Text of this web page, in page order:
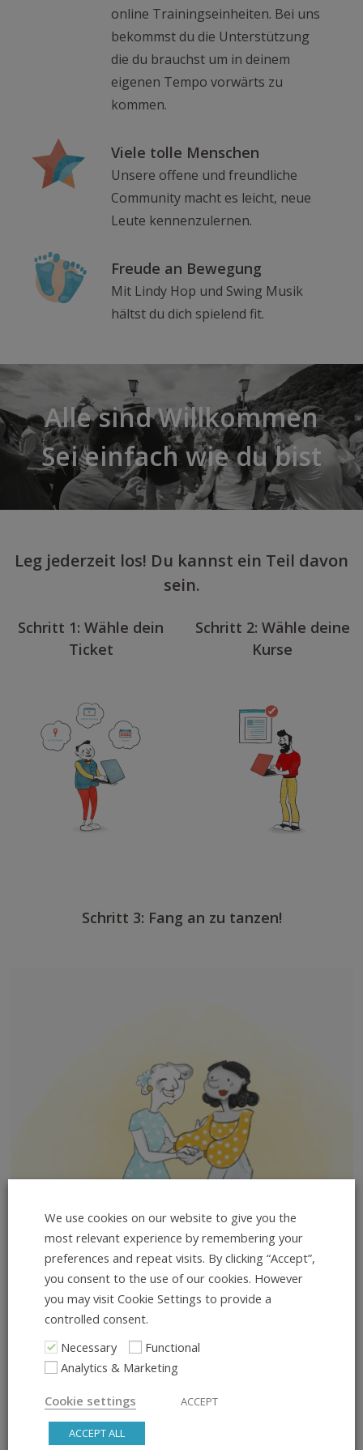
online Trainingseinheiten. Bei uns
bekommst du die Unterstützung
die du brauchst um in deinem
eigenen Tempo vorwärts zu
kommen.
Viele tolle Menschen
Unsere offene und freundliche
Community macht es leicht, neue
Leute kennenzulernen.
Freude an Bewegung
Mit Lindy Hop und Swing Musik
hältst du dich spielend fit.
Alle sind Willkommen
Sei einfach wie du bist
Leg jederzeit los! Du kannst ein Teil davon
sein.
Schritt 1: Wähle dein
Ticket
Schritt 2: Wähle deine
Kurse
Schritt 3: Fang an zu tanzen!
Erfahre mehr hier
We use cookies on our website to give you the
most relevant experience by remembering your
preferences and repeat visits. By clicking “Accept”,
you consent to the use of our cookies. However
you may visit Cookie Settings to provide a
controlled consent.
Necessary
Functional
Analytics & Marketing
Cookie settings ACCEPT
ACCEPT ALL